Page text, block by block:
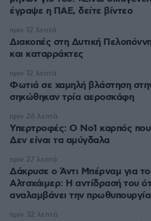
έγραψε η ΠΑΕ, δείτε βίντεο
Διακοπές στη Δυτική
και καταρράκτες
πριν 12 λεπτά
Φωτιά σε χαμηλή βλάστηση
σηκώθηκαν τρία αεροσκάφη
πριν 12 λεπτά
Υπερτροφές: Ο Νο1 καρπός που
Δεν είναι τα αμύγδαλα
πριν 26 λεπτά
Δάκρυσε ο Άντι Μπέρναμ για
Αλτσχάιμερ: Η αντίδρασή του
αναλαμβάνει την
πριν 27 λεπτά
πριν 32 λεπτά